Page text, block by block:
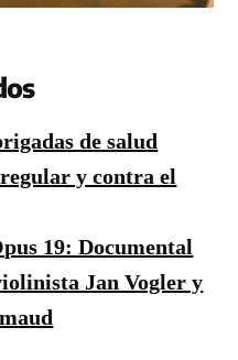
de salud
y contra el
19: Documental
Jan Vogler y